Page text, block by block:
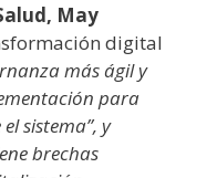
May
digital
más ágil y
para
sistema”, y
brechas